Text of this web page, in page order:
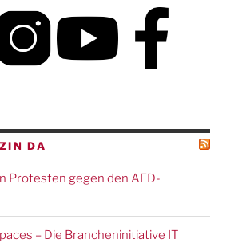
DA
Protesten gegen den AFD-
– Die Brancheninitiative IT